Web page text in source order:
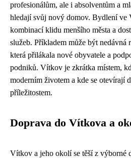
profesionálům, ale i absolventům a
hledají svůj nový domov. Bydlení ve
kombinací klidu menšího města a
služeb. Příkladem může být nedávná
která přilákala nové obyvatele a
podniků. Vítkov je zkrátka místem,
moderním životem a kde se otevírají
příležitostem.
Doprava do Vítkova a
Vítkov a jeho okolí se těší z výborné